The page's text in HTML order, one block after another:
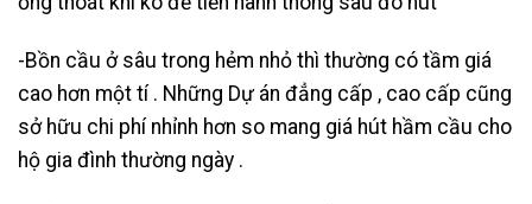
-Bồn cầu ở sâu trong hẻm nhỏ thì thường có tầm giá
cao hơn một tí . Những Dự án đẳng cấp , cao cấp cũng
sở hữu chi phí nhỉnh hơn so mang giá hút hầm cầu cho
hộ gia đình thường ngày .